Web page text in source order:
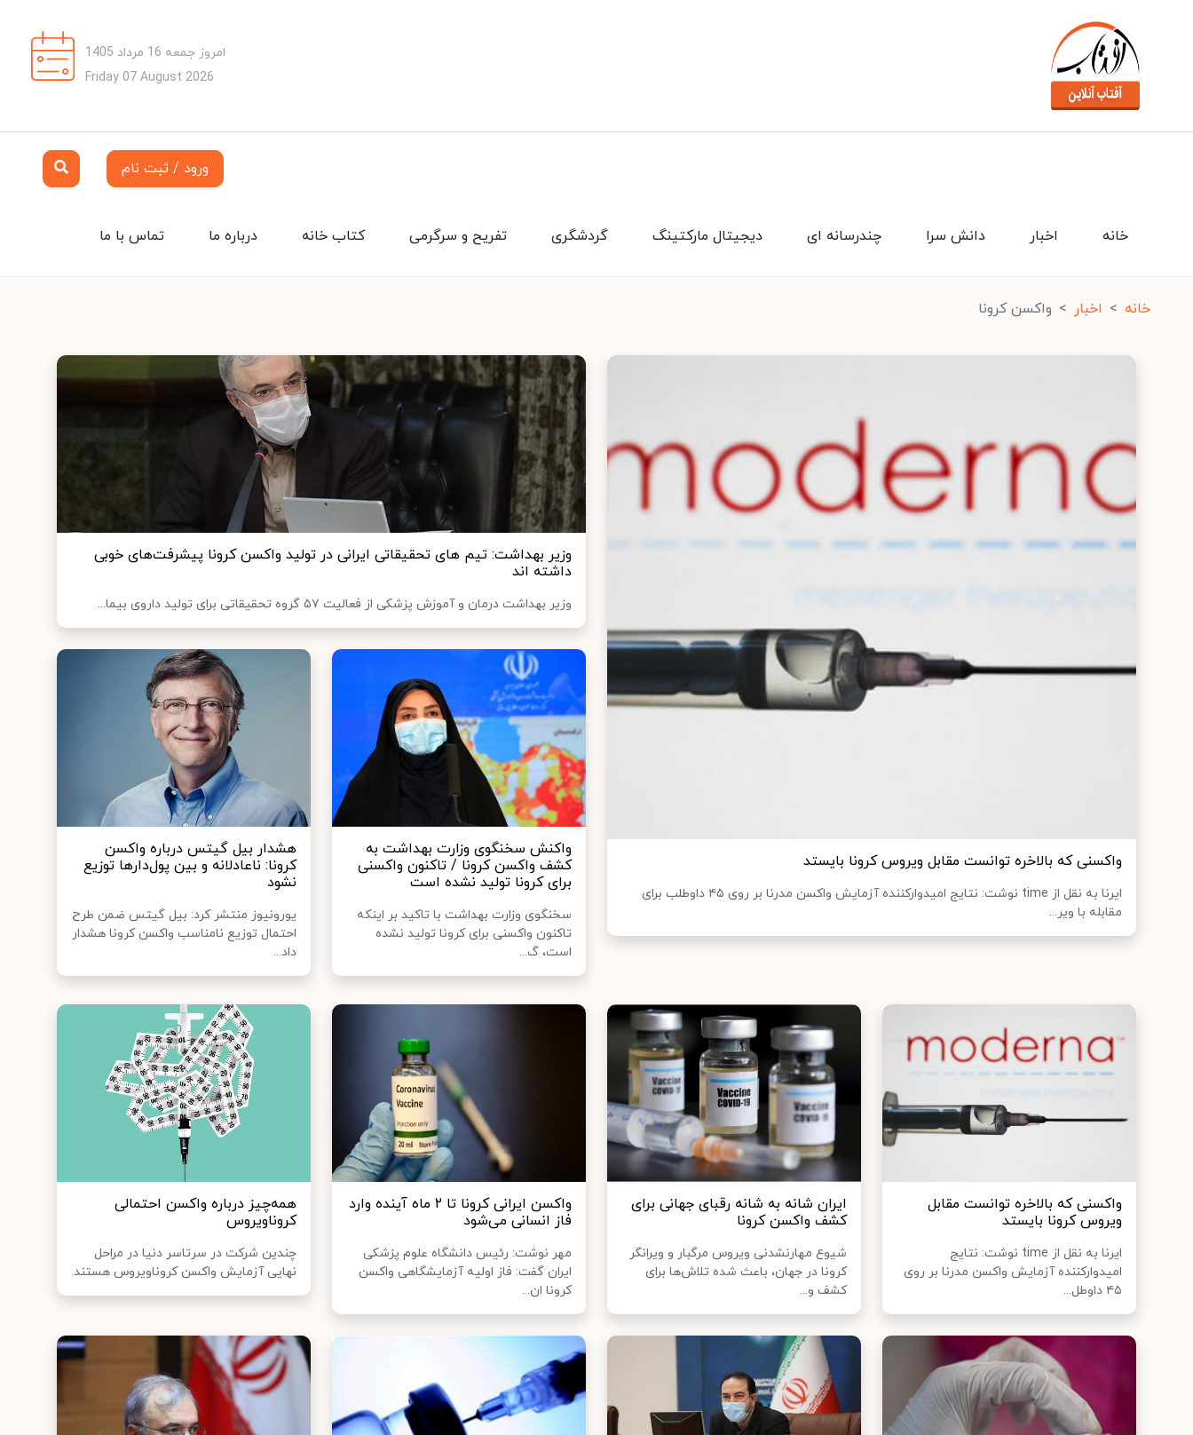
امروز جمعه 16 مرداد 1405
Friday 07 August 2026
ورود / ثبت نام
تماس با ما درباره ما کتاب خانه تفریح و سرگرمی گردشگری دیجیتال مارکتینگ چندرسانه ای دانش سرا اخبار خانه
خانه اخبار واکسن کرونا
واکسنی که بالاخره توانست مقابل ویروس کرونا بایستد
ایرنا به نقل از time نوشت: نتایج امیدوارکننده آزمایش واکسن مدرنا بر روی ۴۵ داوطلب برای
مقابله با ویر...
وزیر بهداشت: تیم های تحقیقاتی ایرانی در تولید واکسن کرونا پیشرفت‌های خوبی
داشته اند
وزیر بهداشت درمان و آموزش پزشکی از فعالیت ۵۷ گروه تحقیقاتی برای تولید داروی بیما...
واکنش سخنگوی وزارت بهداشت به
کشف واکسن کرونا / تاکنون واکسنی
برای کرونا تولید نشده است
سخنگوی وزارت بهداشت با تاکید بر اینکه
تاکنون واکسنی برای کرونا تولید نشده
است، گ...
هشدار بیل گیتس درباره واکسن
کرونا: ناعادلانه و بین پول‌دارها توزیع
نشود
یورونیوز منتشر کرد: بیل گیتس ضمن طرح
احتمال توزیع نامناسب واکسن کرونا هشدار
داد...
واکسنی که بالاخره توانست مقابل
ویروس کرونا بایستد
ایرنا به نقل از time نوشت: نتایج
امیدوارکننده آزمایش واکسن مدرنا بر روی
۴۵ داوطل...
ایران شانه به شانه رقبای جهانی برای
کشف واکسن کرونا
شیوع مهارنشدنی ویروس مرگبار و ویرانگر
کرونا در جهان، باعث شده تلاش‌ها برای
کشف و...
واکسن ایرانی کرونا تا ۲ ماه آینده وارد
فاز انسانی می‌شود
مهر نوشت: رئیس دانشگاه علوم پزشکی
ایران گفت: فاز اولیه آزمایشگاهی واکسن
کرونا ان...
همه‌چیز درباره واکسن احتمالی
کروناویروس
چندین شرکت در سرتاسر دنیا در مراحل
نهایی آزمایش واکسن کروناویروس هستند.